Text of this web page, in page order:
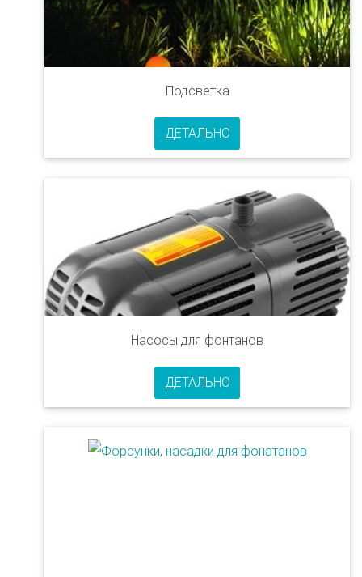
Подсветка
ДЕТАЛЬНО
Насосы для фонтанов
ДЕТАЛЬНО